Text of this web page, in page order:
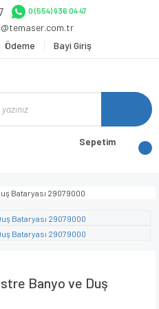
0 (554) 936 04 47
Ödeme Bayi Giriş
Sepetim
Banyo ve Duş